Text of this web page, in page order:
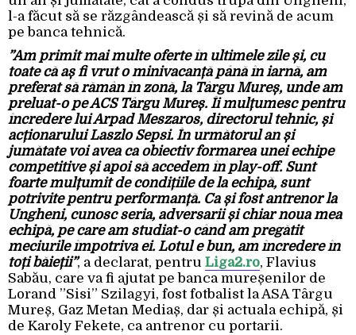
l-a făcut să se răzgândească și să revină de acum
pe banca tehnică.
”Am primit mai multe oferte în ultimele zile și, cu
toate că aș fi vrut o minivacanță până în iarnă, am
preferat să rămân în zonă, la Târgu Mureș, unde am
preluat-o pe ACS Târgu Mureș. Îi mulțumesc pentru
încredere lui Arpad Meszaros, directorul tehnic, și
acționarului Laszlo Sepsi. În următorul an și
jumătate voi avea ca obiectiv formarea unei echipe
competitive și apoi să accedem în play-off. Sunt
foarte mulțumit de condițiile de la echipă, sunt
potrivite pentru performanță. Ca și fost antrenor la
Ungheni, cunosc seria, adversarii și chiar noua mea
echipă, pe care am studiat-o când am pregătit
meciurile împotriva ei. Lotul e bun, am încredere în
toți băieții”, a declarat, pentru Liga2.ro, Flavius
Sabău, care va fi ajutat pe banca mureșenilor de
Lorand ”Sisi” Szilagyi, fost fotbalist la ASA Târgu
Mureș, Gaz Metan Mediaș, dar și actuala echipă, și
de Karoly Fekete, ca antrenor cu portarii.